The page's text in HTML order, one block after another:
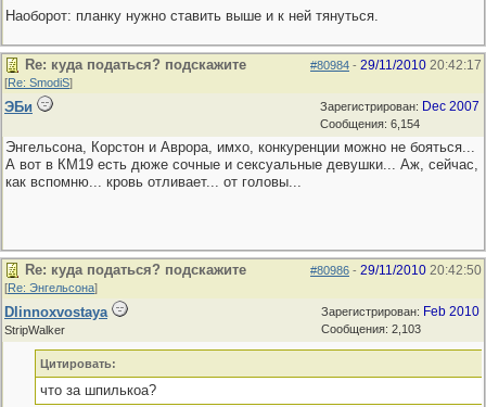
Наоборот: планку нужно ставить выше и к ней тянуться.
#80984 - 29/11/2010 20:42:17
Re: куда податься? подскажите
[Re: SmodiS]
Зарегистрирован: Dec 2007
Сообщения: 6,154
ЭБи
Энгельсона, Корстон и Аврора, имхо, конкуренции можно не бояться...
А вот в КМ19 есть дюже сочные и сексуальные девушки... Аж, сейчас,
как вспомню... кровь отливает... от головы...
#80986 - 29/11/2010 20:42:50
Re: куда податься? подскажите
[Re: Энгельсона]
Зарегистрирован: Feb 2010
Сообщения: 2,103
Dlinnoxvostaya
StripWalker
Цитировать:
что за шпилькоа?